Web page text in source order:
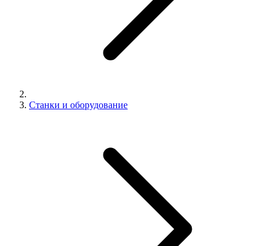
Станки и оборудование